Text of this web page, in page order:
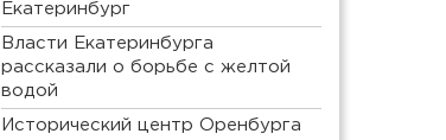
Екатеринбург
Власти Екатеринбурга
рассказали о борьбе с желтой
водой
Исторический центр Оренбурга